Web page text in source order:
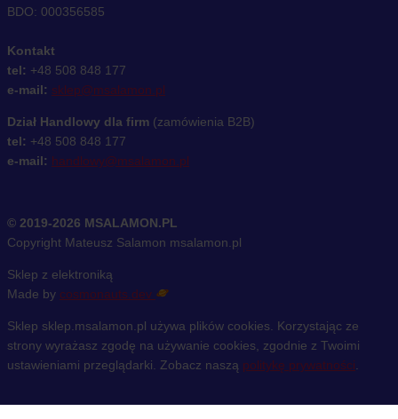
BDO: 000356585
Kontakt
tel: +48 508 848 177
e-mail: sklep@msalamon.pl
Dział Handlowy dla firm (zamówienia B2B)
tel: +48 508 848 177
e-mail: handlowy@msalamon.pl
© 2019-2026 MSALAMON.PL
Copyright Mateusz Salamon msalamon.pl
Sklep z elektroniką
Made by cosmonauts.dev
Sklep sklep.msalamon.pl używa plików cookies. Korzystając ze
strony wyrażasz zgodę na używanie cookies, zgodnie z Twoimi
ustawieniami przeglądarki. Zobacz naszą politykę prywatności